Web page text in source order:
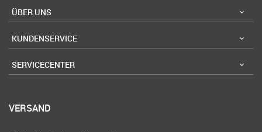
ÜBER UNS
KUNDENSERVICE
SERVICECENTER
VERSAND